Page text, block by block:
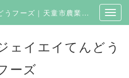
株式会社ジェイエイてんどうフーズ｜天童市農業協同組合100％出資の企業
ェイエイてんどう
ーズ